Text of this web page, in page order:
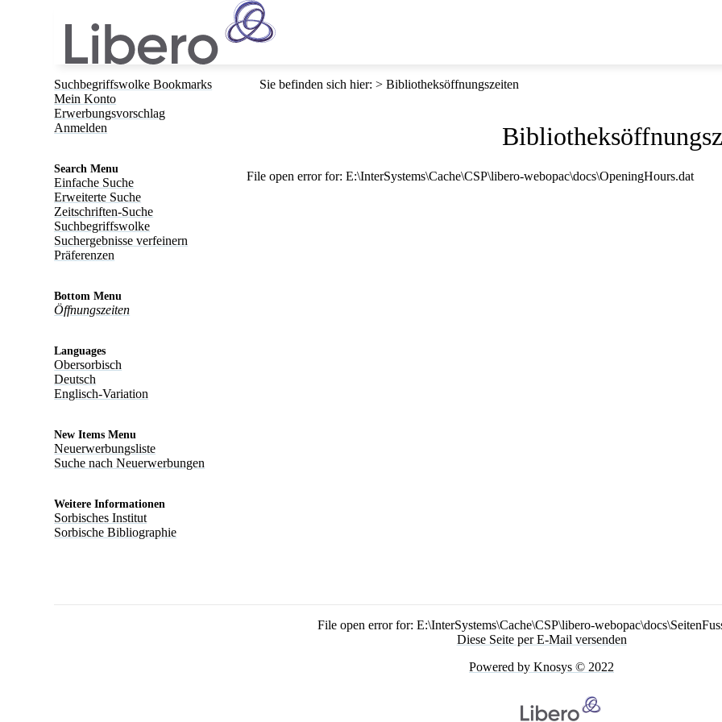
Suchbegriffswolke Bookmarks
Mein Konto
Erwerbungsvorschlag
Anmelden
Search Menu
Einfache Suche
Erweiterte Suche
Zeitschriften-Suche
Suchbegriffswolke
Suchergebnisse verfeinern
Präferenzen
Bottom Menu
Öffnungszeiten
Languages
Obersorbisch
Deutsch
Englisch-Variation
New Items Menu
Neuerwerbungsliste
Suche nach Neuerwerbungen
Weitere Informationen
Sorbisches Institut
Sorbische Bibliographie
Sie befinden sich hier: Bibliotheksöffnungszeiten
File open error for: E:\InterSystems\Cache\CSP\libero-webopac\docs\OpeningHours.dat
File open error for: E:\InterSystems\Cache\CSP\libero-
Diese Seite per E-Mail versenden
Powered by Knosys © 2022